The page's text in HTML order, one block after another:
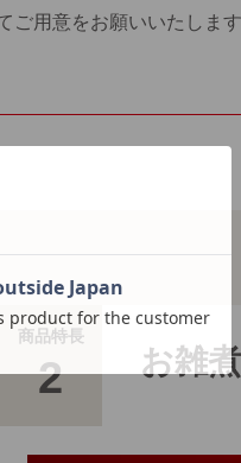
用意をお願いいたします
商品特長
2 お雑